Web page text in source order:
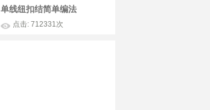
单线纽扣结简单编法
点击: 712331次